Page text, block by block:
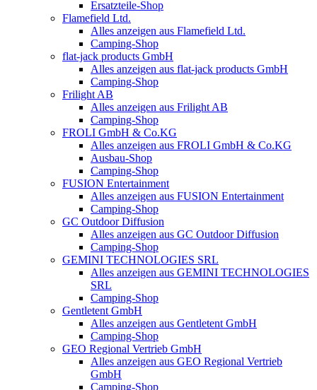
Ersatzteile-Shop
Flamefield Ltd.
Alles anzeigen aus Flamefield Ltd.
Camping-Shop
flat-jack products GmbH
Alles anzeigen aus flat-jack products GmbH
Camping-Shop
Frilight AB
Alles anzeigen aus Frilight AB
Camping-Shop
FROLI GmbH & Co.KG
Alles anzeigen aus FROLI GmbH & Co.KG
Ausbau-Shop
Camping-Shop
FUSION Entertainment
Alles anzeigen aus FUSION Entertainment
Camping-Shop
GC Outdoor Diffusion
Alles anzeigen aus GC Outdoor Diffusion
Camping-Shop
GEMINI TECHNOLOGIES SRL
Alles anzeigen aus GEMINI TECHNOLOGIES
SRL
Camping-Shop
Gentletent GmbH
Alles anzeigen aus Gentletent GmbH
Camping-Shop
GEO Regional Vertrieb GmbH
Alles anzeigen aus GEO Regional Vertrieb
GmbH
Camping-Shop